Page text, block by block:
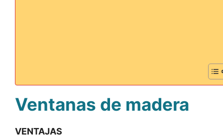
Ventanas de madera
VENTAJAS